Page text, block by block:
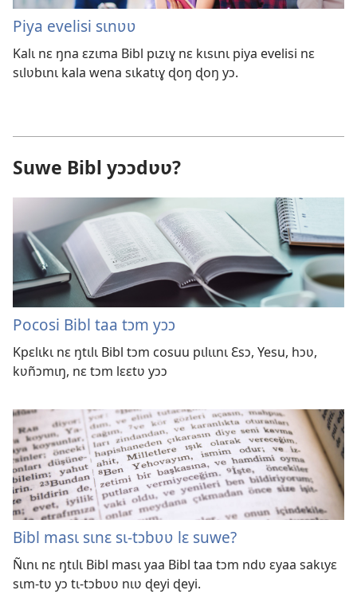
Piya evelisi sɩnʋʋ
Kalɩ nɛ ŋna ɛzɩma Bibl pɩzɩɣ nɛ kɩsɩnɩ piya evelisi nɛ
sɩlʋbɩnɩ kala wena sɩkatɩɣ ɖoŋ ɖoŋ yɔ.
Suwe Bibl yɔɔdʋʋ?
Pocosi Bibl taa tɔm yɔɔ
Kpɛlɩkɩ nɛ ŋtɩlɩ Bibl tɔm cosuu pɩlɩɩnɩ Ɛsɔ, Yesu, hɔʋ,
kʋñɔmɩŋ, nɛ tɔm lɛɛtʋ yɔɔ
Bibl masɩ sɩnɛ sɩ-tɔbʋʋ lɛ suwe?
Ñɩnɩ nɛ ŋtɩlɩ Bibl masɩ yaa Bibl taa tɔm ndʋ ɛyaa sakɩyɛ
sɩm-tʋ yɔ tɩ-tɔbʋʋ nɩʋ ɖeyi ɖeyi.